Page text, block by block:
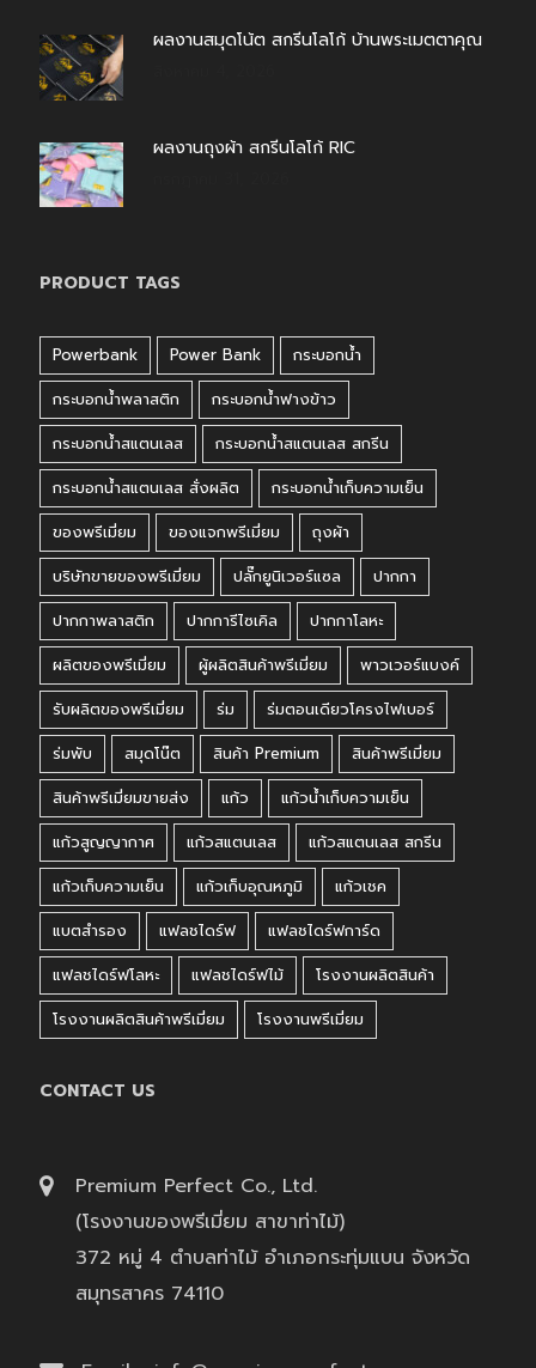
ผลงานสมุดโน้ต สกรีนโลโก้ บ้านพระเมตตาคุณ
ผลงานถุงผ้า สกรีนโลโก้ RIC
PRODUCT TAGS
Powerbank Power Bank
กระบอกน้ำ
กระบอกน้ำพลาสติก
กระบอกน้ำฟางข้าว
กระบอกน้ำสแตนเลส
กระบอกน้ำสแตนเลส สกรีน
กระบอกน้ำสแตนเลส สั่งผลิต
กระบอกน้ำเก็บความเย็น
ของพรีเมี่ยม
ของแจกพรีเมี่ยม
ถุงผ้า
บริษัทขายของพรีเมี่ยม
ปลั๊กยูนิเวอร์แซล
ปากกา
ปากกาพลาสติก
ปากการีไซเคิล
ปากกาโลหะ
ผลิตของพรีเมี่ยม
ผู้ผลิตสินค้าพรีเมี่ยม
พาวเวอร์แบงค์
รับผลิตของพรีเมี่ยม
ร่ม
ร่มตอนเดียวโครงไฟเบอร์
ร่มพับ
สมุดโน๊ต สินค้า Premium
สินค้าพรีเมี่ยม
สินค้าพรีเมี่ยมขายส่ง
แก้ว
แก้วน้ำเก็บความเย็น
แก้วสูญญากาศ
แก้วสแตนเลส
แก้วสแตนเลส สกรีน
แก้วเก็บความเย็น
แก้วเก็บอุณหภูมิ
แก้วเชค
แบตสำรอง
แฟลชไดร์ฟ
แฟลชไดร์ฟการ์ด
แฟลชไดร์ฟโลหะ
แฟลชไดร์ฟไม้
โรงงานผลิตสินค้า
โรงงานผลิตสินค้าพรีเมี่ยม
โรงงานพรีเมี่ยม
CONTACT US
Premium Perfect Co., Ltd.
(โรงงานของพรีเมี่ยม สาขาท่าไม้)
372 หมู่ 4 ตำบลท่าไม้ อำเภอกระทุ่มแบน จังหวัด
สมุทรสาคร 74110